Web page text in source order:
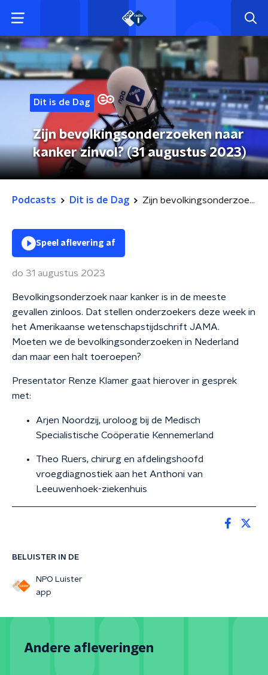
Dit is de Dag
Zijn bevolkingsonderzoeken naar
kanker zinvol? (31 augustus 2023)
Podcasts Dit is de Dag Zijn bevolkingsonderzoeken naar kanker zinvol? (31 augustus 2023)
BELUISTER IN DE
NPO Luister
app
Speel aflevering af
do 31 augustus 2023
Bevolkingsonderzoek naar kanker is in de meeste
gevallen zinloos. Dat stellen onderzoekers deze week in
het Amerikaanse wetenschapstijdschrift JAMA.
Moeten we de bevolkingsonderzoeken in Nederland
dan maar een halt toeroepen?
Presentator Renze Klamer gaat hierover in gesprek
met:
Arjen Noordzij, uroloog bij de Medisch
Specialistische Coöperatie Kennemerland
Theo Ruers, chirurg en afdelingshoofd
vroegdiagnostiek aan het Anthoni van
Leeuwenhoek-ziekenhuis
Andere afleveringen